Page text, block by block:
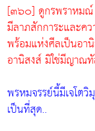
[๓๖๐] ดูกรพราหมณ์
มีลาภสักการะและค
พร้อมแห่งศีลเป็นอา
อานิสงส์ มิใช่มีญาณ
พรหมจรรย์นี้มีเจโต
เป็นที่สุด..